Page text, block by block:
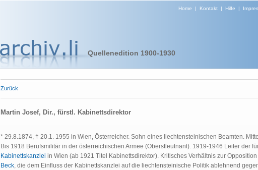
Home | Kontakt| Hilfe |
Quellenedition 1900-1930
Zurück
Martin Josef, Dir., fürstl. Kabinettsdirektor
* 29.8.1874, † 20.1. 1955 in Wien, Österreicher. Sohn eines liechtensteinischen Beamten.
Bis 1918 Berufsmilitär in der österreichischen Armee (Oberstleutnant). 1919-1946 Leiter der
Kabinettskanzlei in Wien (ab 1921 Titel Kabinettsdirektor). Kritisches Verhältnis zur
Beck, die dem Einfluss der Kabinettskanzlei auf die liechtensteinische Politik ablehnend